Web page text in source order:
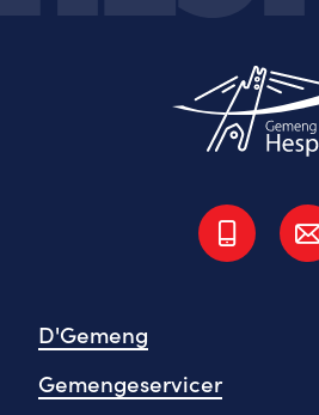
D'Gemeng
Gemengeservicer